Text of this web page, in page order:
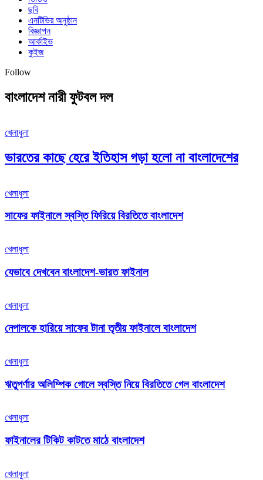
ছবি
এনটিভির অনুষ্ঠান
বিজ্ঞাপন
আর্কাইভ
কুইজ
Follow
বাংলাদেশ নারী ফুটবল দল
খেলাধুলা
ভারতের কাছে হেরে ইতিহাস গড়া হলো না বাংলাদেশের
খেলাধুলা
সাফের ফাইনালে স্বস্তি ফিরিয়ে বিরতিতে বাংলাদেশ
খেলাধুলা
যেভাবে দেখবেন বাংলাদেশ-ভারত ফাইনাল
খেলাধুলা
নেপালকে হারিয়ে সাফের টানা তৃতীয় ফাইনালে বাংলাদেশ
খেলাধুলা
ঋতুপর্ণার অলিম্পিক গোলে স্বস্তি নিয়ে বিরতিতে গেল বাংলাদেশ
খেলাধুলা
ফাইনালের টিকিট কাটতে মাঠে বাংলাদেশ
খেলাধুলা